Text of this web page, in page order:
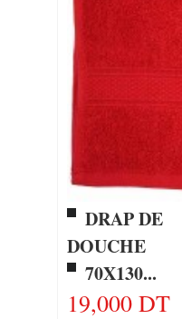
DRAP DE
DOUCHE
70X130...
19,000 DT